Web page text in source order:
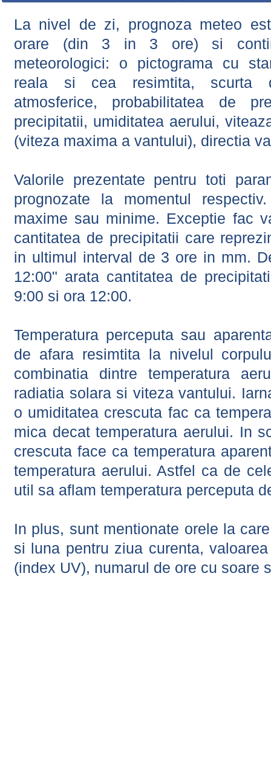
La nivel de zi, prognoza meteo
orare (din 3 in 3 ore) si
meteorologici: o pictograma cu
reala si cea resimtita, scurta
atmosferice, probabilitatea de
precipitatii, umiditatea aerului,
(viteza maxima a vantului), directia
Valorile prezentate pentru toti
prognozate la momentul
maxime sau minime. Exceptie fac
cantitatea de precipitatii care
in ultimul interval de 3 ore in mm.
12:00" arata cantitatea de
9:00 si ora 12:00.
Temperatura perceputa sau
de afara resimtita la nivelul
combinatia dintre temperatura
radiatia solara si viteza vantului.
o umiditatea crescuta fac ca
mica decat temperatura aerului. In
crescuta face ca temperatura
temperatura aerului. Astfel ca de
util sa aflam temperatura perceputa
In plus, sunt mentionate orele la
si luna pentru ziua curenta,
(index UV), numarul de ore cu soare